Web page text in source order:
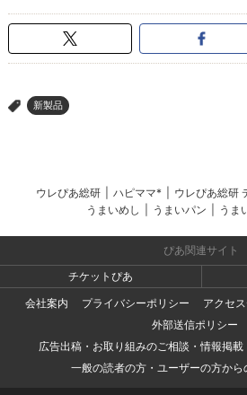
> 新製品
ウレぴあ総研 ハピママ* ウレぴあ総研
うまいめし
うまいパン うま
ぴあ関連サイト
チケットぴあ
会社案内
プライバシーポリシー
アクセ
外部送信ポリシー
広告出稿・お取り組みのご相談・情報掲
一般の読者の方・ユーザーの方から